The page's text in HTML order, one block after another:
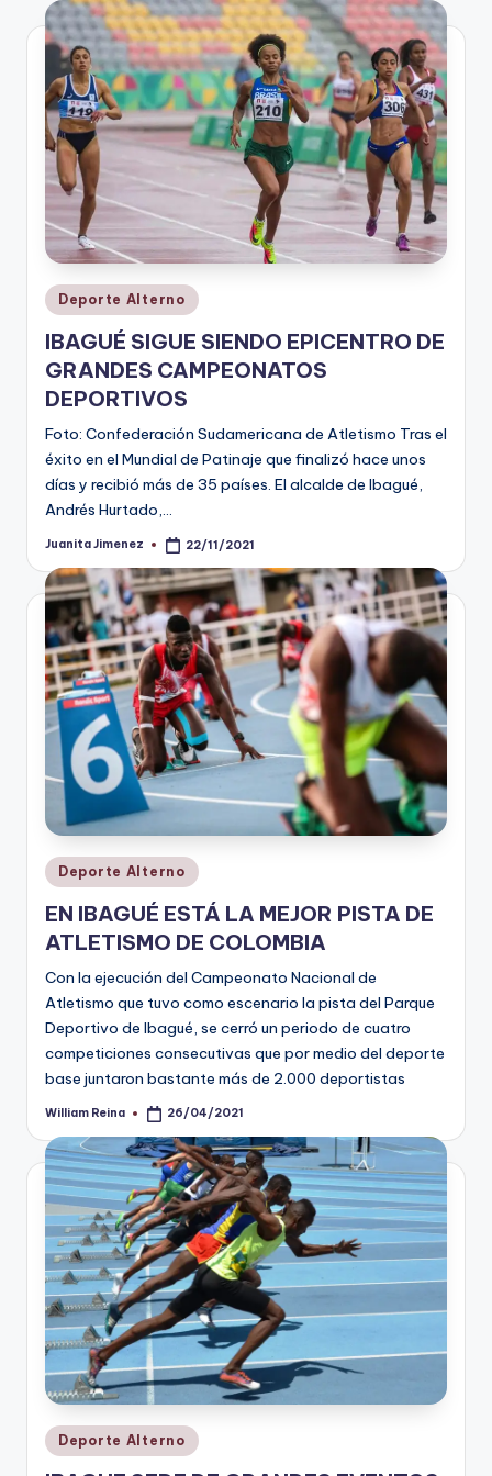
V
n
o
ti
n
t
o
Publicado
en
Deporte Alterno
IBAGUÉ SIGUE SIENDO EPICENTRO DE
GRANDES CAMPEONATOS
DEPORTIVOS
Foto: Confederación Sudamericana de Atletismo Tras el
éxito en el Mundial de Patinaje que finalizó hace unos
días y recibió más de 35 países. El alcalde de Ibagué,
Andrés Hurtado,…
Publicado
Juanita Jimenez 22/11/2021
Publicado
en
Deporte Alterno
EN IBAGUÉ ESTÁ LA MEJOR PISTA DE
ATLETISMO DE COLOMBIA
Con la ejecución del Campeonato Nacional de
Atletismo que tuvo como escenario la pista del Parque
Deportivo de Ibagué, se cerró un periodo de cuatro
competiciones consecutivas que por medio del deporte
base juntaron bastante más de 2.000 deportistas
Publicado
William Reina 26/04/2021
Publicado
en
Deporte Alterno